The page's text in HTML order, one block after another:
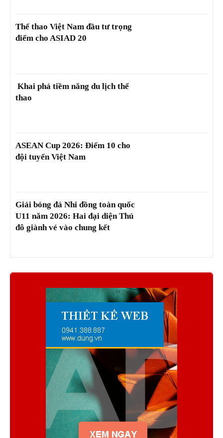
Thể thao Việt Nam đầu tư trọng
điểm cho ASIAD 20
Khai phá tiềm năng du lịch thể
thao
ASEAN Cup 2026: Điểm 10 cho
đội tuyển Việt Nam
Giải bóng đá Nhi đồng toàn quốc
U11 năm 2026: Hai đại diện Thủ
đô giành vé vào chung kết